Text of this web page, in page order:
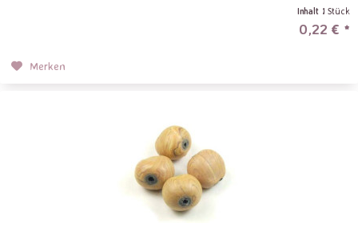
Inhalt 1 Stück
0,22 € *
Merken